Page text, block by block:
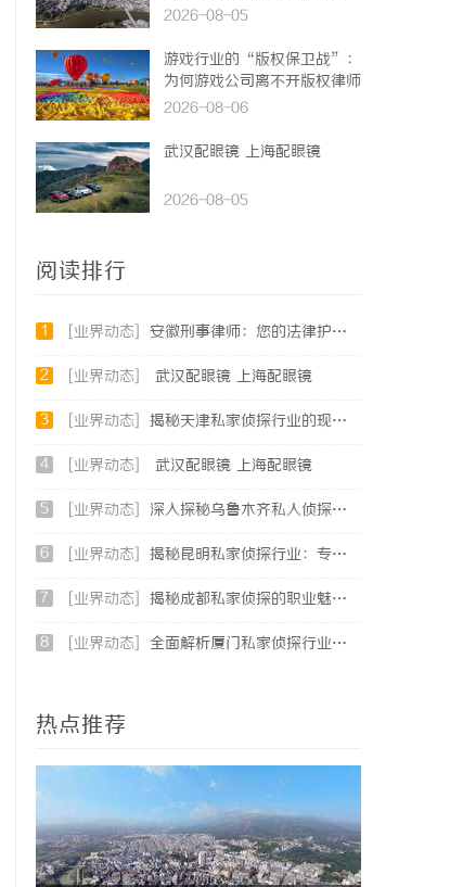
2026-08-05
游戏行业的“版权保卫战”：
为何游戏公司离不开版权律师
2026-08-06
武汉配眼镜 上海配眼镜
2026-08-05
阅读排行
1 [业界动态] 安徽刑事律师：您的法律护航者
2 [业界动态] 武汉配眼镜 上海配眼镜
3 [业界动态] 揭秘天津私家侦探行业的现状与发展趋势
4 [业界动态] 武汉配眼镜 上海配眼镜
5 [业界动态] 深入探秘乌鲁木齐私人侦探行业的现状与未来发展趋势
6 [业界动态] 揭秘昆明私家侦探行业：专业服务与实际案例分析
7 [业界动态] 揭秘成都私家侦探的职业魅力与现实挑战
8 [业界动态] 全面解析厦门私家侦探行业的现状与发展趋势
热点推荐